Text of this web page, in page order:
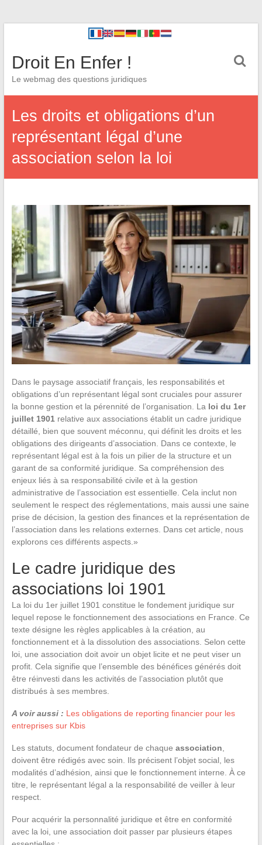
Droit En Enfer !
Le webmag des questions juridiques
Les droits et obligations d’un
représentant légal d’une
association selon la loi
Dans le paysage associatif français, les responsabilités et
obligations d’un représentant légal sont cruciales pour assurer
la bonne gestion et la pérennité de l’organisation. La loi du 1er
juillet 1901relative aux associations établit un cadre juridique
détaillé, bien que souvent méconnu, qui définit les droits et les
obligations des dirigeants d’association. Dans ce contexte, le
représentant légal est à la fois un pilier de la structure et un
garant de sa conformité juridique. Sa compréhension des
enjeux liés à sa responsabilité civile et à la gestion
administrative de l’association est essentielle. Cela inclut non
seulement le respect des réglementations, mais aussi une saine
prise de décision, la gestion des finances et la représentation de
l’association dans les relations externes. Dans cet article, nous
explorons ces différents aspects.»
Le cadre juridique des
associations loi 1901
La loi du 1er juillet 1901 constitue le fondement juridique sur
lequel repose le fonctionnement des associations en France. Ce
texte désigne les règles applicables à la création, au
fonctionnement et à la dissolution des associations. Selon cette
loi, une association doit avoir un objet licite et ne peut viser un
profit. Cela signifie que l’ensemble des bénéfices générés doit
être réinvesti dans les activités de l’association plutôt que
distribués à ses membres.
A voir aussi : Les obligations de reporting financier pour les
entreprises sur Kbis
Les statuts, document fondateur de chaque association,
doivent être rédigés avec soin. Ils précisent l’objet social, les
modalités d’adhésion, ainsi que le fonctionnement interne. À ce
titre, le représentant légal a la responsabilité de veiller à leur
respect.
Pour acquérir la personnalité juridique et être en conformité
avec la loi, une association doit passer par plusieurs étapes